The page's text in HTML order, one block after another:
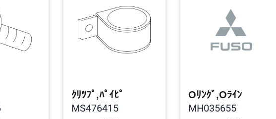
ｸﾘﾂﾌﾟ,ﾊﾟｲﾋﾟ
MS476415
Oﾘﾝｸﾞ,Oﾗｲﾝ
MH035655